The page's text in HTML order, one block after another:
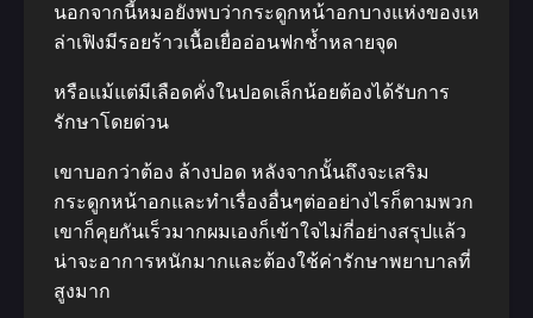
นอกจากนี้หมอยังพบว่ากระดูกหน้าอกบางแห่งของเห
ล่าเฟิงมีรอยร้าวเนื้อเยื่ออ่อนฟกช้ำหลายจุด
หรือแม้แต่มีเลือดคั่งในปอดเล็กน้อยต้องได้รับการ
รักษาโดยด่วน
เขาบอกว่าต้อง ล้างปอด หลังจากนั้นถึงจะเสริม
กระดูกหน้าอกและทำเรื่องอื่นๆต่ออย่างไรก็ตามพวก
เขาก็คุยกันเร็วมากผมเองก็เข้าใจไม่กี่อย่างสรุปแล้ว
น่าจะอาการหนักมากและต้องใช้ค่ารักษาพยาบาลที่
สูงมาก